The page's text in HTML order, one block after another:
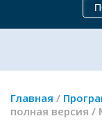
Главная /
полная версия /